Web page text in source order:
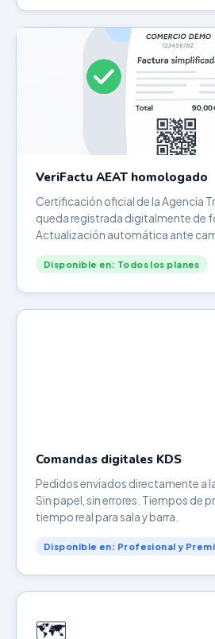
VeriFactu AEAT homologado
Certificación oficial de la Agencia
queda registrada digitalmente de
Actualización automática ante
Disponible en: Todos los planes
Comandas digitales KDS
Pedidos enviados directamente a
Sin papel, sin errores. Tiempos de
tiempo real para sala y barra.
Disponible en: Profesional y
🗺️